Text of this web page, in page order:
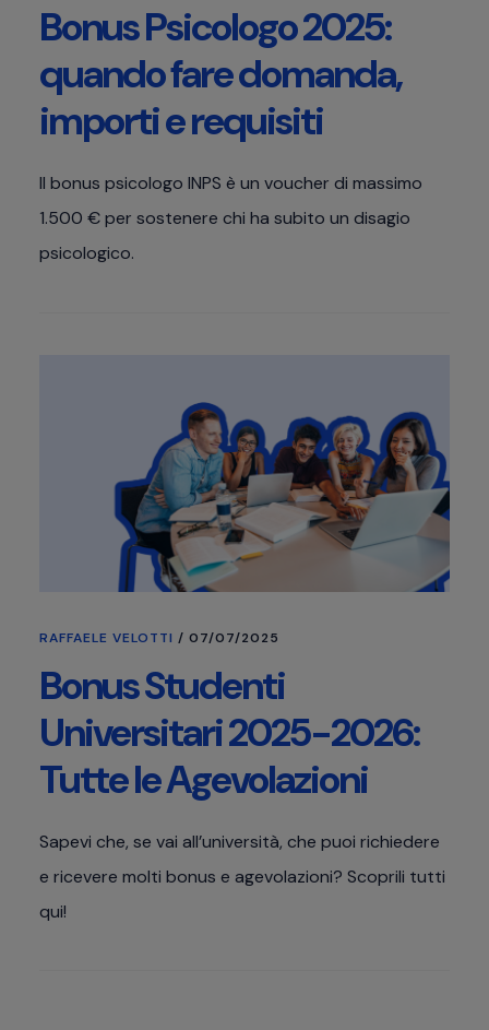
Bonus Psicologo 2025:
quando fare domanda,
importi e requisiti
Il bonus psicologo INPS è un voucher di massimo
1.500 € per sostenere chi ha subito un disagio
psicologico.
RAFFAELE VELOTTI / 07/07/2025
Bonus Studenti
Universitari 2025-2026:
Tutte le Agevolazioni
Sapevi che, se vai all’università, che puoi richiedere
e ricevere molti bonus e agevolazioni? Scoprili tutti
qui!